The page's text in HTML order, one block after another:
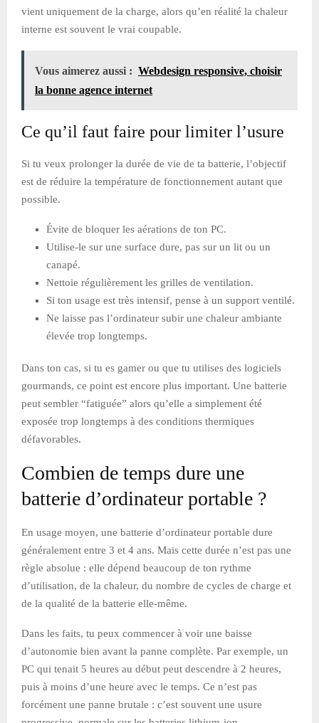
vient uniquement de la charge, alors qu’en réalité la chaleur
interne est souvent le vrai coupable.
Vous aimerez aussi : Webdesign responsive, choisir
la bonne agence internet
Ce qu’il faut faire pour limiter l’usure
Si tu veux prolonger la durée de vie de ta batterie, l’objectif
est de réduire la température de fonctionnement autant que
possible.
Évite de bloquer les aérations de ton PC.
Utilise-le sur une surface dure, pas sur un lit ou un
canapé.
Nettoie régulièrement les grilles de ventilation.
Si ton usage est très intensif, pense à un support ventilé.
Ne laisse pas l’ordinateur subir une chaleur ambiante
élevée trop longtemps.
Dans ton cas, si tu es gamer ou que tu utilises des logiciels
gourmands, ce point est encore plus important. Une batterie
peut sembler “fatiguée” alors qu’elle a simplement été
exposée trop longtemps à des conditions thermiques
défavorables.
Combien de temps dure une
batterie d’ordinateur portable ?
En usage moyen, une batterie d’ordinateur portable dure
généralement entre 3 et 4 ans. Mais cette durée n’est pas une
règle absolue : elle dépend beaucoup de ton rythme
d’utilisation, de la chaleur, du nombre de cycles de charge et
de la qualité de la batterie elle-même.
Dans les faits, tu peux commencer à voir une baisse
d’autonomie bien avant la panne complète. Par exemple, un
PC qui tenait 5 heures au début peut descendre à 2 heures,
puis à moins d’une heure avec le temps. Ce n’est pas
forcément une panne brutale : c’est souvent une usure